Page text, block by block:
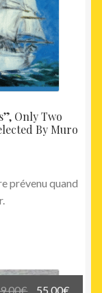
Only Two
By Muro
prévenu quand
€ Le
55,00€